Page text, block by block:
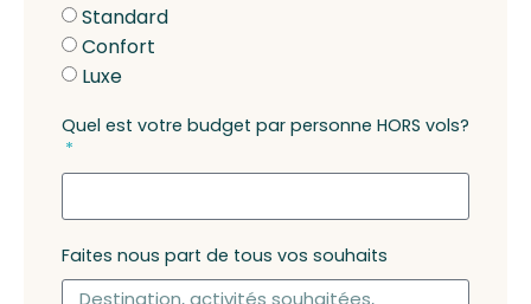
Standard
Confort
Luxe
Quel est votre budget par personne HORS vols?
Faites nous part de tous vos souhaits